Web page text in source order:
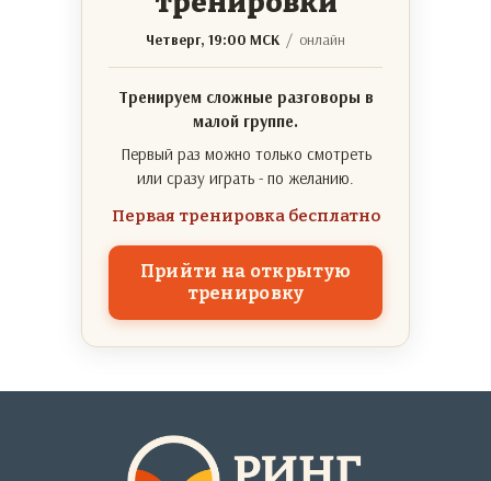
Четверг, 19:00 МСК / онлайн
Тренируем сложные разговоры в
малой группе.
Первый раз можно только смотреть
или сразу играть - по желанию.
Первая тренировка бесплатно
Прийти на открытую
тренировку